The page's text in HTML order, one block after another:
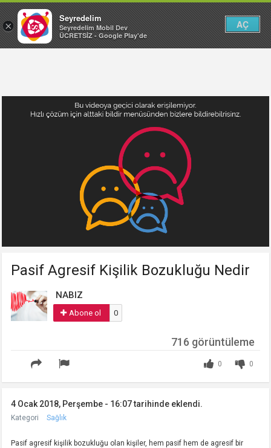
Pasif Agresif Kişilik Bozukluğu Nedir
NABIZ
Abone ol 0
0
0
716 görüntüleme
4 Ocak 2018, Perşembe - 16:07 tarihinde eklendi.
Kategori Sağlık
Pasif agresif kişilik bozukluğu olan kişiler, hem pasif hem de agresif bir
×
Seyredelim
Seyredelim Mobil Dev
ÜCRETSİZ - Google Play'de
AÇ